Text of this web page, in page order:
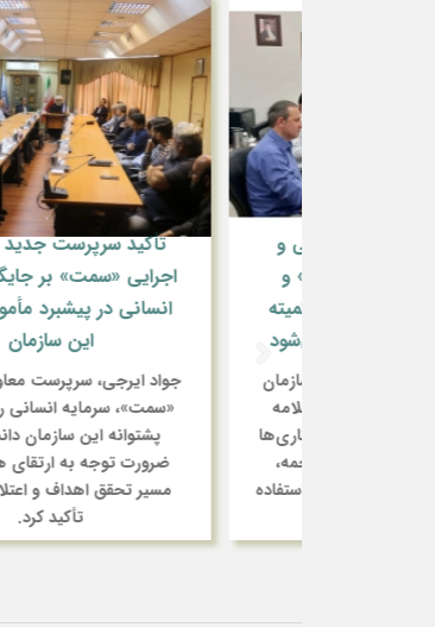
تأکید سرپرست جدید معاونت
اجرایی «سمت» بر جایگاه سرمایه
انسانی در پیشبرد مأموریت‌های
این سازمان
جواد ایرجی، سرپرست معاونت اجرایی
«سمت»، سرمایه انسانی را مهم‌ترین
پشتوانه این سازمان دانست و بر
ضرورت توجه به ارتقای همکاران در
مسیر تحقق اهداف و اعتلای سازمان